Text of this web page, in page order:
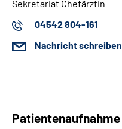
Sekretariat Chefärztin
04542 804-161
Nachricht schreiben
Patientenaufnahme